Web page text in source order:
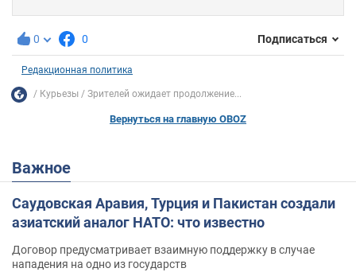
0 0 Подписаться
Редакционная политика
Курьезы Зрителей ожидает продолжение...
Вернуться на главную OBOZ
Важное
Саудовская Аравия, Турция и Пакистан создали
азиатский аналог НАТО: что известно
Договор предусматривает взаимную поддержку в случае
нападения на одно из государств